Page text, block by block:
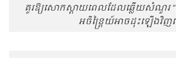
គួរ​ឱ្យ​សោក​ស្ដាយពេល​ដែល​ឆ្លើយ​សំណួរ “ត
អចិន្ត្រៃយ៍អាច​ដុះឡើងវិញទ